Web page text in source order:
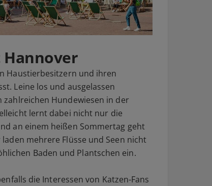
Haustierbesitzern und ihren
Leine los und ausgelassen
Hundewiesen in der
lernt dabei nicht nur die
an einem heißen Sommertag geht
mehrere Flüsse und Seen nicht
Baden und Plantschen ein.
die Interessen von Katzen-Fans